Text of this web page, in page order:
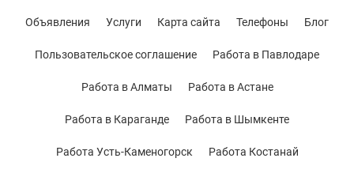
Объявления Услуги Карта сайта Телефоны Блог
Пользовательское соглашение Работа в Павлодаре
Работа в Алматы Работа в Астане
Работа в Караганде Работа в Шымкенте
Работа Усть-Каменогорск Работа Костанай